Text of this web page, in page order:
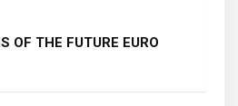
OF THE FUTURE EURO